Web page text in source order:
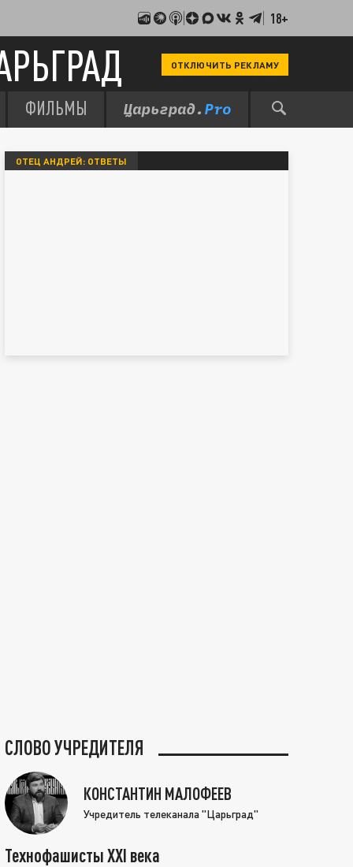
18+
ОТКЛЮЧИТЬ РЕКЛАМУ
ФИЛЬМЫ
ОТЕЦ АНДРЕЙ: ОТВЕТЫ
СЛОВО УЧРЕДИТЕЛЯ
КОНСТАНТИН МАЛОФЕЕВ
Учредитель телеканала "Царьград"
Технофашисты XXI века